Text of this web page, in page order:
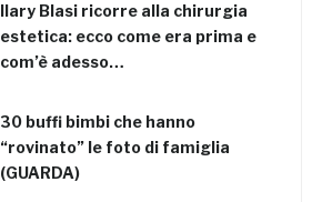
Ilary Blasi ricorre alla chirurgia
estetica: ecco come era prima e
com’è adesso…
30 buffi bimbi che hanno
“rovinato” le foto di famiglia
(GUARDA)